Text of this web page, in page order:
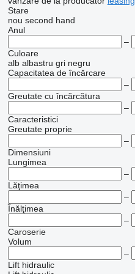
Stare
nou second hand
Anul
–
Culoare
alb albastru gri negru
Capacitatea de încărcare
–
Greutate cu încărcătura
–
Caracteristici
Greutate proprie
–
Dimensiuni
Lungimea
–
Lăţimea
–
Înălţimea
–
Caroserie
Volum
–
Lift hidraulic